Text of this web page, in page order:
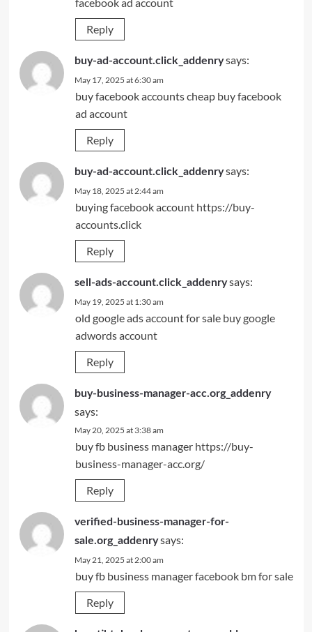
Reply
buy-ad-account.click_addenry says:
May 17, 2025 at 6:30 am
buy facebook accounts cheap buy facebook
ad account
Reply
buy-ad-account.click_addenry says:
May 18, 2025 at 2:44 am
buying facebook account https://buy-
accounts.click
Reply
sell-ads-account.click_addenry says:
May 19, 2025 at 1:30 am
old google ads account for sale buy google
adwords account
Reply
buy-business-manager-acc.org_addenry
says:
May 20, 2025 at 3:38 am
buy fb business manager https://buy-
business-manager-acc.org/
Reply
verified-business-manager-for-
sale.org_addenry says:
May 21, 2025 at 2:00 am
buy fb business managerfacebook bm for sale
Reply